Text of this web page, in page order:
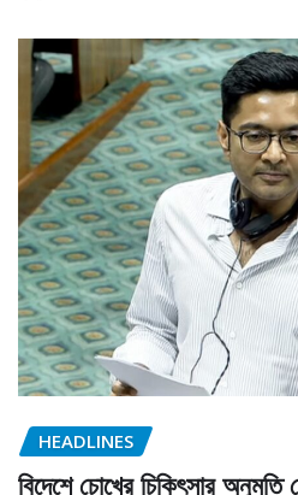
HEADLINES
বিদেশে চোখের চিকিৎসার